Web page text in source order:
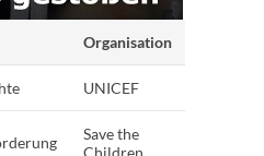
Organisation
UNICEF
Save the
Children